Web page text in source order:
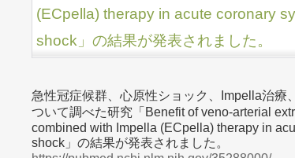
(ECpella) therapy in acute coronary
shock」の結果が発表されました。
急性冠症候群、心原性ショック、Impella治療
ついて調べた研究「Benefit of veno-arterial
combined with Impella (ECpella) therapy in
shock」の結果が発表されました。